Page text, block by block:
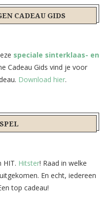
CADEAU GIDS
speciale sinterklaas- en
Cadeau Gids vind je voor
Download hier.
HIT. Hitster! Raad in welke
En echt, iedereen
top cadeau!